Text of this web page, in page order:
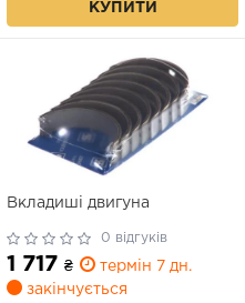
КУПИТИ
Вкладиші двигуна
0 відгуків
1 717 ₴
термін 7 дн.
закінчується